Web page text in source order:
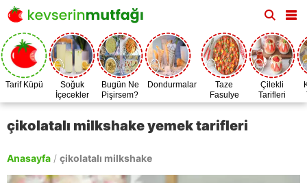
Tarif Küpü
Soğuk
İçecekler
Bugün Ne
Pişirsem?
Dondurmalar
Taze
Fasulye
Zamanı
Çilekli
Tarifleri
çikolatalı milkshake yemek tarifleri
Anasayfa / çikolatalı milkshake